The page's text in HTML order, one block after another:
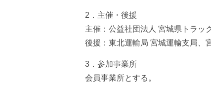
2．主催・後援
主催：公益社団法人 宮城県トラッ
後援：東北運輸局 宮城運輸支局、
3．参加事業所
会員事業所とする。